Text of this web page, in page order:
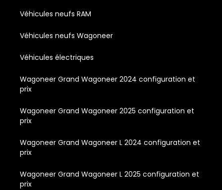
Véhicules neufs RAM
Véhicules neufs Wagoneer
Véhicules électriques
Wagoneer Grand Wagoneer 2024 configuration et
prix
Wagoneer Grand Wagoneer 2025 configuration et
prix
Wagoneer Grand Wagoneer L 2024 configuration et
prix
Wagoneer Grand Wagoneer L 2025 configuration et
prix